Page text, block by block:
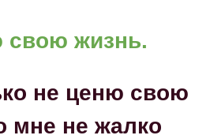
свою жизнь.
не ценю свою
мне не жалко